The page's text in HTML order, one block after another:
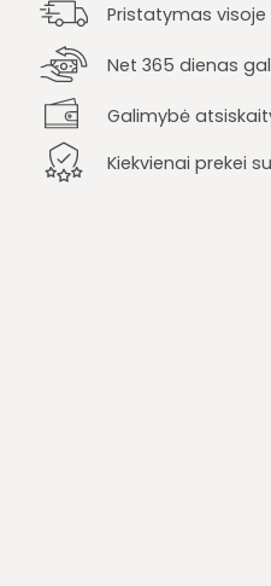
Pristatymas
Net 365 dienas
Galimybė
Kiekvienai prekei